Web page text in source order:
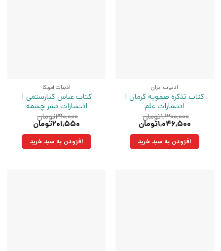
ادبیات ایران
کتاب تذکره صفویه کرمان |
انتشارات علم
۱,۳۰۰,۰۰۰تومان
قیمت
۱,۳۰۰,۰۰۰تومان
بود.
۱,۰۴۶,۵۰۰تومان
۱,۰۴۶,۵۰۰تومان. افزودن به سبد خرید
ادبیات آمریکا
کتاب عباس کیارستمی |
انتشارات نشر چشمه
۲۹۰,۰۰۰تومان
قیمت
۲۹۰,۰۰۰تومان
بود.
۲۰۱,۵۵۰تومان
۲۰۱,۵۵۰تومان.افزودن به سبد خرید